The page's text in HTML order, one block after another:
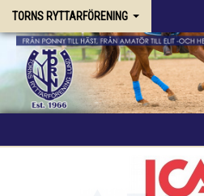
TORNS RYTTARFÖRENING